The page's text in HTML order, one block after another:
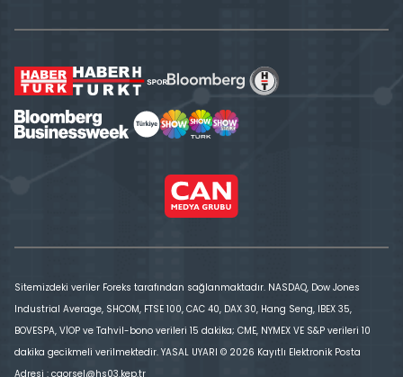
Sitemizdeki veriler Foreks tarafından sağlanmaktadır. NASDAQ, Dow Jones
Industrial Average, SHCOM, FTSE 100, CAC 40, DAX 30, Hang Seng, IBEX 35,
BOVESPA, VİOP ve Tahvil-bono verileri 15 dakika; CME, NYMEX VE S&P verileri 10
dakika gecikmeli verilmektedir. YASAL UYARI © 2026 Kayıtlı Elektronik Posta
Adresi : cgorsel@hs03.kep.tr